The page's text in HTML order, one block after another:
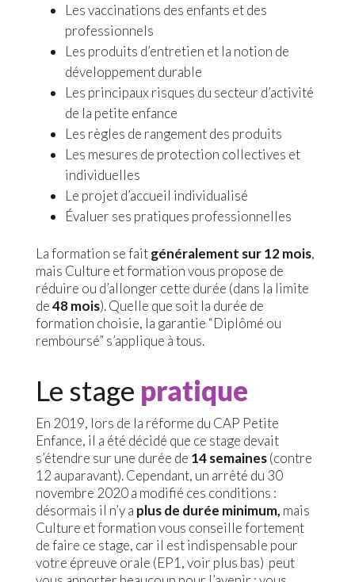
Les vaccinations des enfants et des
professionnels
Les produits d’entretien et la notion de
développement durable
Les principaux risques du secteur d’activité
de la petite enfance
Les règles de rangement des produits
Les mesures de protection collectives et
individuelles
Le projet d’accueil individualisé
Évaluer ses pratiques professionnelles
La formation se faitgénéralement sur 12 mois,
mais Culture et formation vous propose de
réduire ou d’allonger cette durée (dans la limite
de48 mois). Quelle que soit la durée de
formation choisie, la garantie “Diplômé ou
remboursé” s’applique à tous.
Le stage pratique
En 2019, lors de la réforme du CAP Petite
Enfance, il a été décidé que ce stage devait
s’étendre sur une durée de 14 semaines(contre
12 auparavant). Cependant, un arrêté du 30
novembre 2020 a modifié ces conditions :
désormais il n’y a plus de durée minimum, mais
Culture et formation vous conseille fortement
de faire ce stage, car il est indispensable pour
votre épreuve orale (EP1, voir plus bas) peut